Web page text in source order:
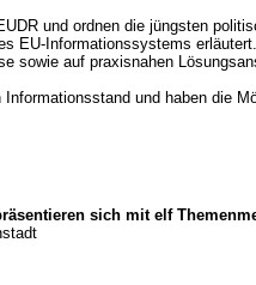
und ordnen die jüngsten
EU-Informationssystems
sowie auf praxisnahen
und haben die
sich mit elf